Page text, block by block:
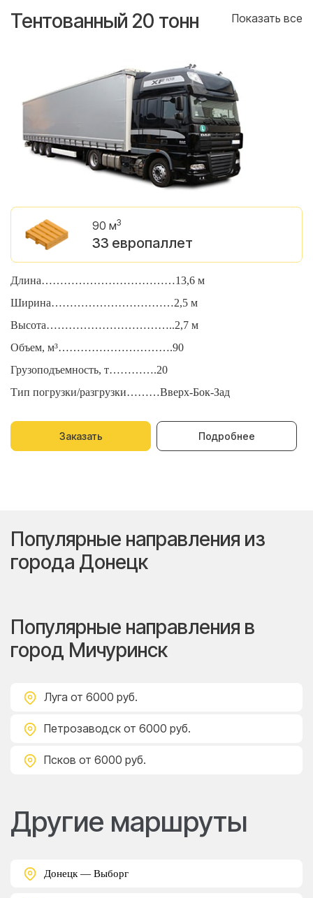
Тентованный 20 тонн Показать все
90 м3
33 европаллет
Длина………………………………13,6 м
Ширина……………………………2,5 м
Высота……………………………..2,7 м
Объем, м³………………………….90
Грузоподъемность, т………….20
Тип погрузки/разгрузки………Вверх-Бок-Зад
Заказать Подробнее
Популярные направления из
города Донецк
Популярные направления в
город Мичуринск
Луга от 6000 руб.
Петрозаводск от 6000 руб.
Псков от 6000 руб.
Другие маршруты
Донецк — Выборг